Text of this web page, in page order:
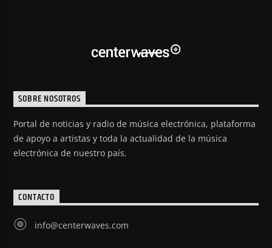
SOBRE NOSOTROS
Portal de noticias y radio de música electrónica, plataforma
de apoyo a artistas y toda la actualidad de la música
electrónica de nuestro país.
CONTACTO
info@centerwaves.com